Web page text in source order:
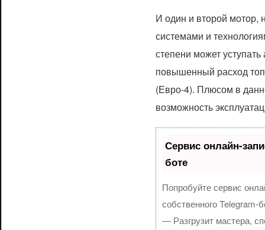
И один и второй
системами и
степени может
повышенный расход
(Евро-4). Плюсом в
возможность
Сервис онлайн-
боте
Попробуйте сервис
собственного Telegram-
— Разгрузит мастера,